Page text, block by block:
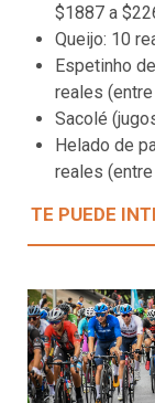
$1887 a
Queijo: 10
Espetinho
reales
Sacolé
Helado de
reales
TE PUEDE